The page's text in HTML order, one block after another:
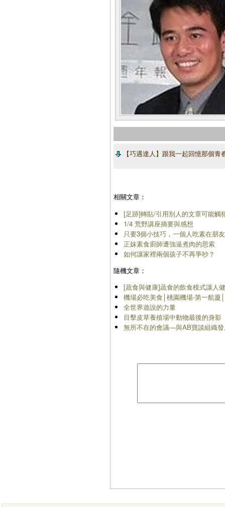
【巧遇達人】跟我一起回憶那個青
相關文章：
[足跡]轉貼/引用別人的文章可能觸
1/4 荒野講座摘要與感想
只要3個小技巧，一個人吃素在朋
正妹素食廚師遭強逼煮肉的思索
如何讓家裡兩個孩子不再爭吵？
隨機文章：
[蔬食與健康]蔬食的飲食模式讓人
機場必吃美食│桃園機場-第一航廈
全世界遊說的力量
目擊皮草養殖場中動物最後的身影
無所不在的會議―與AB寶談組織